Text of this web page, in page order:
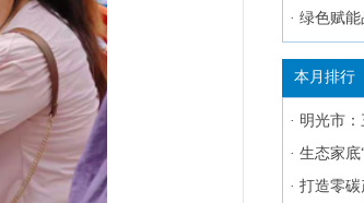
蚌埠
· 绿色赋能
本月排行
· 明光市
· 生态家底
物种1737
· 打造零碳